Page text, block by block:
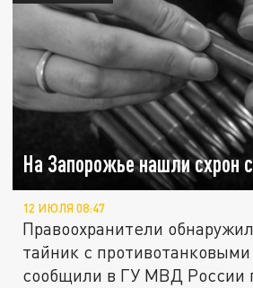
На Запорожье нашли схрон
12 ИЮЛЯ 08:47
Правоохранители
тайник с
сообщили в ГУ МВД России